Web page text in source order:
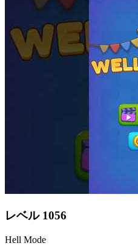
レベル 1056
Hell Mode